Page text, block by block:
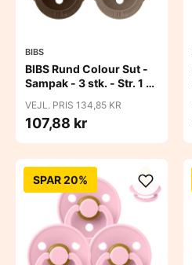
BIBS
BIBS Rund Colour Sut -
Sampak - 3 stk. - Str. 1 -
VEJL. PRIS 134,85 KR
107,88 kr
SPAR 20%